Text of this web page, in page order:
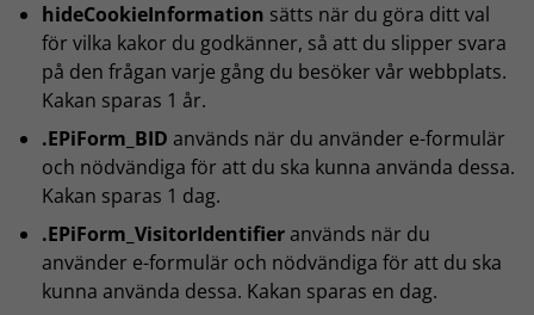
hideCookieInformation sätts när du göra ditt val
för vilka kakor du godkänner, så att du slipper svara
på den frågan varje gång du besöker vår webbplats.
Kakan sparas 1 år.
.EPiForm_BID används när du använder e-formulär
och nödvändiga för att du ska kunna använda dessa.
Kakan sparas 1 dag.
.EPiForm_VisitorIdentifieranvänds när du
använder e-formulär och nödvändiga för att du ska
kunna använda dessa. Kakan sparas en dag.